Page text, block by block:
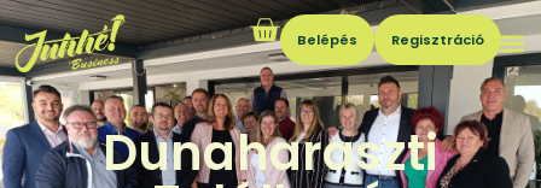
Belépés Regisztráció
Dunaharaszti